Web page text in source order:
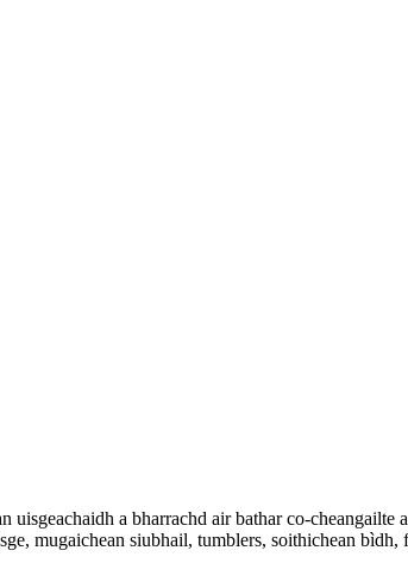
a bharrachd air bathar co-
mugaichean siubhail, tumblers, soithichean